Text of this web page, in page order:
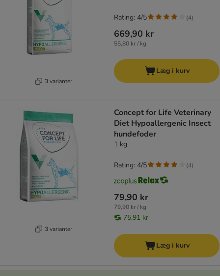
3 varianter
669,90 kr
55,80 kr / kg
Rating: 4/5 (4)
Læg i kurv
3 varianter
Concept for Life Veterinary
Diet Hypoallergenic Insect
hundefoder
1 kg
79,90 kr
79,90 kr / kg
75,91 kr
Rating: 4/5 (4)
Læg i kurv